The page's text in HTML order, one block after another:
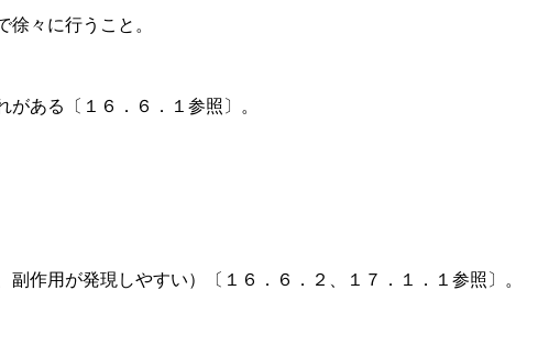
々に行うこと。
ある〔１６．６．１参照〕。
作用が発現しやすい）〔１６．６．２、１７．１．１参照〕。